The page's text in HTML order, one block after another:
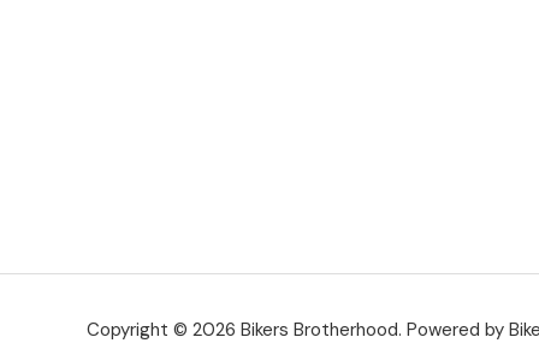
Copyright © 2026 Bikers Brotherhood. Powered by